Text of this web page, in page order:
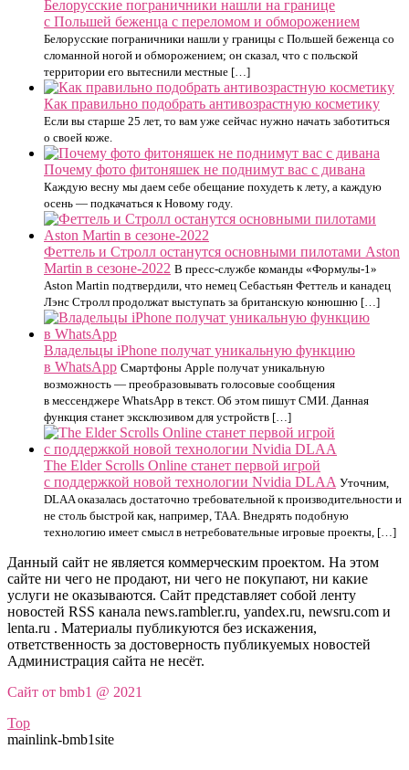
Белорусские пограничники нашли на границе
с Польшей беженца с переломом и обморожением
Белорусские пограничники нашли у границы с Польшей беженца со
сломанной ногой и обморожением; он сказал, что с польской
территории его вытеснили местные […]
Как правильно подобрать антивозрастную косметику
Если вы старше 25 лет, то вам уже сейчас нужно начать заботиться
о своей коже.
Почему фото фитоняшек не поднимут вас с дивана
Каждую весну мы даем себе обещание похудеть к лету, а каждую
осень — подкачаться к Новому году.
Феттель и Стролл останутся основными пилотами Aston
Martin в сезоне-2022 В пресс-службе команды «Формулы-1»
Aston Martin подтвердили, что немец Себастьян Феттель и канадец
Лэнс Стролл продолжат выступать за британскую конюшню […]
Владельцы iPhone получат уникальную функцию
в WhatsApp Смартфоны Apple получат уникальную
возможность — преобразовывать голосовые сообщения
в мессенджере WhatsApp в текст. Об этом пишут СМИ. Данная
функция станет эксклюзивом для устройств […]
The Elder Scrolls Online станет первой игрой
с поддержкой новой технологии Nvidia DLAA Уточним,
DLAA оказалась достаточно требовательной к производительности и
не столь быстрой как, например, TAA. Внедрять подобную
технологию имеет смысл в нетребовательные игровые проекты, […]
Данный сайт не является коммерческим проектом. На этом
сайте ни чего не продают, ни чего не покупают, ни какие
услуги не оказываются. Сайт представляет собой ленту
новостей RSS канала news.rambler.ru, yandex.ru, newsru.com и
lenta.ru . Материалы публикуются без искажения,
ответственность за достоверность публикуемых новостей
Администрация сайта не несёт.
Сайт от bmb1 @ 2021
Top
mainlink-bmb1site